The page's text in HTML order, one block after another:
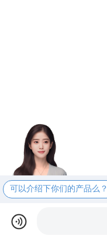
可以介绍下你们的产品么？